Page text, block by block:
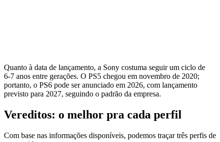
Quanto à data de lançamento, a Sony costuma seguir um ciclo de
6‑7 anos entre gerações. O PS5 chegou em novembro de 2020;
portanto, o PS6 pode ser anunciado em 2026, com lançamento
previsto para 2027, seguindo o padrão da empresa.
Vereditos: o melhor pra cada perfil
Com base nas informações disponíveis, podemos traçar três perfis de